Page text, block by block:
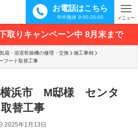
お電話はこちら
年中無休 9:00-20:00 メニュー
取りキャンペーン中 8月末まで
扇・浴室乾燥機の修理・交換
施工事例
フード取替工事
横浜市 M邸様 センタ
替工事
2025年1月13日